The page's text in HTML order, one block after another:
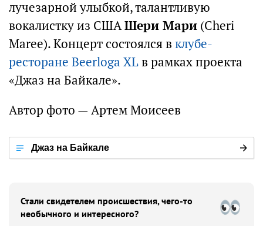
лучезарной улыбкой, талантливую
вокалистку из СШАШери Мари (Cheri
Maree). Концерт состоялся в клубе-
ресторане Beerloga XLв рамках проекта
«Джаз на Байкале».
Автор фото — Артем Моисеев
Джаз на Байкале
Стали свидетелем происшествия, чего-то
необычного и интересного?